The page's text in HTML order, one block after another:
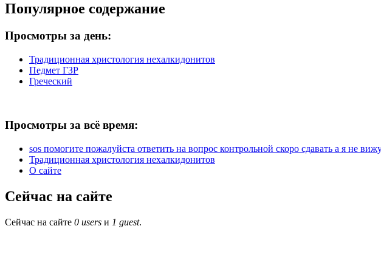
Популярное содержание
Просмотры за день:
Традиционная христология нехалкидонитов
Педмет ГЗР
Греческий
Просмотры за всё время:
sos помогите пожалуйста ответить на вопрос контрольной скоро сдавать а я не
Традиционная христология нехалкидонитов
О сайте
Сейчас на сайте
Сейчас на сайте 0 users и 1 guest.